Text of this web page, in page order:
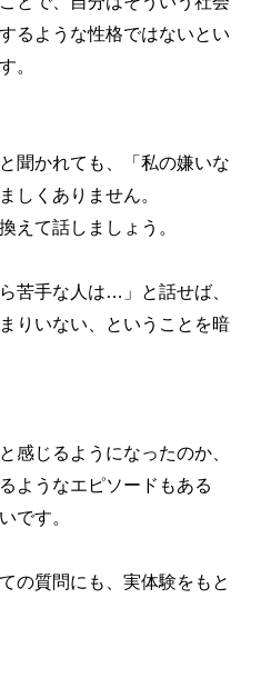
るような性格ではないとい
。
聞かれても、「私の嫌いな
しくありません。
えて話しましょう。
苦手な人は…」と話せば、
りいない、ということを暗
感じるようになったのか、
ようなエピソードもある
です。
の質問にも、実体験をもと